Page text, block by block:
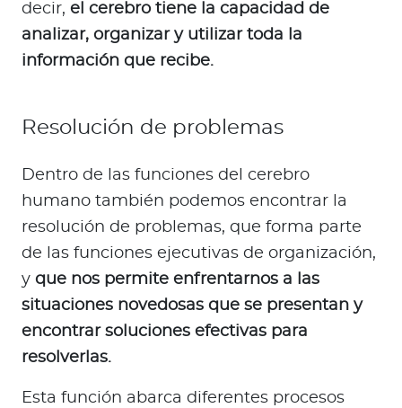
decir, el cerebro tiene la capacidad de
analizar, organizar y utilizar toda la
información que recibe.
Resolución de problemas
Dentro de las funciones del cerebro
humano también podemos encontrar la
resolución de problemas, que forma parte
de las funciones ejecutivas de organización,
y que nos permite enfrentarnos a las
situaciones novedosas que se presentan y
encontrar soluciones efectivas para
resolverlas.
Esta función abarca diferentes procesos